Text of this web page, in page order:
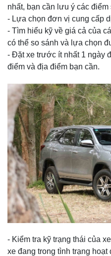
nhất, bạn cần lưu ý các điểm
- Lựa chọn đơn vị cung cấp
- Tìm hiểu kỹ về giá cả của
có thể so sánh và lựa chọn
- Đặt xe trước ít nhất 1 ngày
điểm và địa điểm bạn cần.
- Kiểm tra kỹ trạng thái của
xe đang trong tình trạng hoạt